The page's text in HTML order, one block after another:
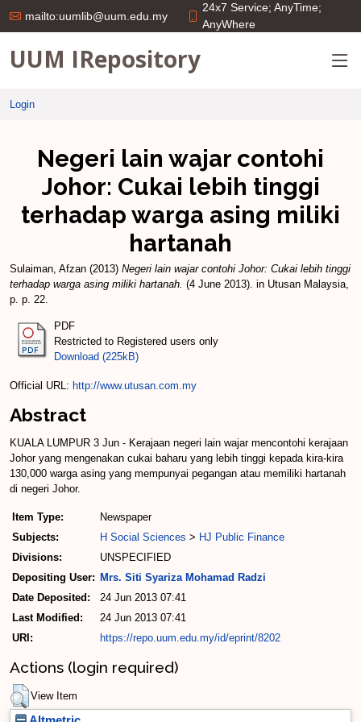
mailto:uumlib@uum.edu.my
24x7 Service; AnyTime;
AnyWhere
UUM IRepository
Login
Negeri lain wajar contohi
Johor: Cukai lebih tinggi
terhadap warga asing miliki
hartanah
Sulaiman, Afzan (2013) Negeri lain wajar contohi Johor: Cukai lebih tinggi
terhadap warga asing miliki hartanah. (4 June 2013). in Utusan Malaysia,
p. p. 22.
PDF
Restricted to Registered users only
Download (225kB)
Official URL: http://www.utusan.com.my
Abstract
KUALA LUMPUR 3 Jun - Kerajaan negeri lain wajar mencontohi kerajaan
Johor yang mengenakan cukai baharu yang lebih tinggi kepada kira-kira
130,000 warga asing yang mempunyai pegangan atau memiliki hartanah
di negeri Johor.
Item Type:
Newspaper
Subjects:
H Social Sciences > HJ Public Finance
Divisions:
UNSPECIFIED
Depositing User: Mrs. Siti Syariza Mohamad Radzi
Date Deposited:
24 Jun 2013 07:41
Last Modified:
24 Jun 2013 07:41
URI:
https://repo.uum.edu.my/id/eprint/8202
Actions (login required)
View Item